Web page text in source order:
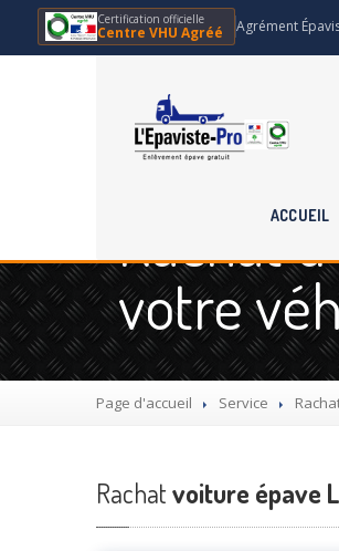
Certification officielle
Centre VHU Agréé Agrément
ACCUEIL
Rachat
votre
Page d'accueil Service
Rachatvoiture épave